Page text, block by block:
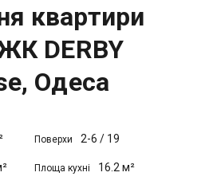
квартири
DERBY
Одеса
Поверхи 2-6 / 19
Площа кухні 16.2 м²